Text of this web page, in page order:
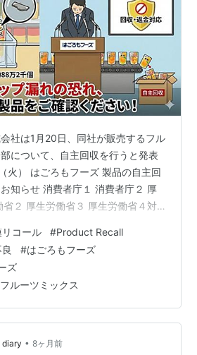
社は1月20日、同社が販売するフル
について、自主回収を行うと発表
火） はごろもフーズ 製品の自主回
知らせ 消費者庁１ 消費者庁２ 厚
２ 厚生労働省３ 厚生労働省４対
「パイン」の4製品と、「セブンプ
クス」を合わせた計5商品です。
が対象で、回収される製品の総数
ます。同社によると、一部の製品
あり、底部からシロップがしみ出
たとのこ…
リコール #Product Recall
#はごろもフーズ
ズ
ルーツミックス
diary • 8ヶ月前